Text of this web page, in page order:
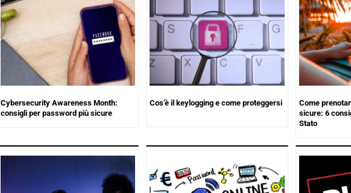
Cybersecurity Awareness Month:
consigli per password più sicure
Cos’è il keylogging e come proteggersi
Come
sicure: 6
Stato